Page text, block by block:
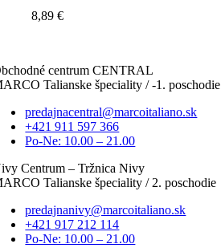
8,89€
centrum CENTRAL
Talianske špeciality / -1. poschodie
predajnacentral@marcoitaliano.sk
+421 911 597 366
Po-Ne: 10.00 – 21.00
Centrum – Tržnica Nivy
Talianske špeciality / 2. poschodie
predajnanivy@marcoitaliano.sk
+421 917 212 114
Po-Ne: 10.00 – 21.00